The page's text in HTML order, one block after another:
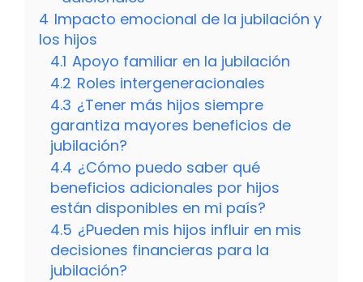
4 Impacto emocional de la jubilación y
los hijos
4.1 Apoyo familiar en la jubilación
4.2 Roles intergeneracionales
4.3 ¿Tener más hijos siempre
garantiza mayores beneficios de
jubilación?
4.4 ¿Cómo puedo saber qué
beneficios adicionales por hijos
están disponibles en mi país?
4.5 ¿Pueden mis hijos influir en mis
decisiones financieras para la
jubilación?